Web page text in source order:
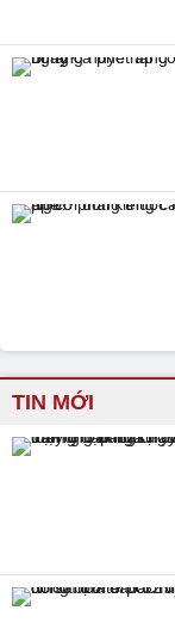
TIN MỚI